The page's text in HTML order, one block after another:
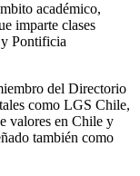
académico,
imparte clases
Pontificia
del Directorio
como LGS Chile,
valores en Chile y
también como